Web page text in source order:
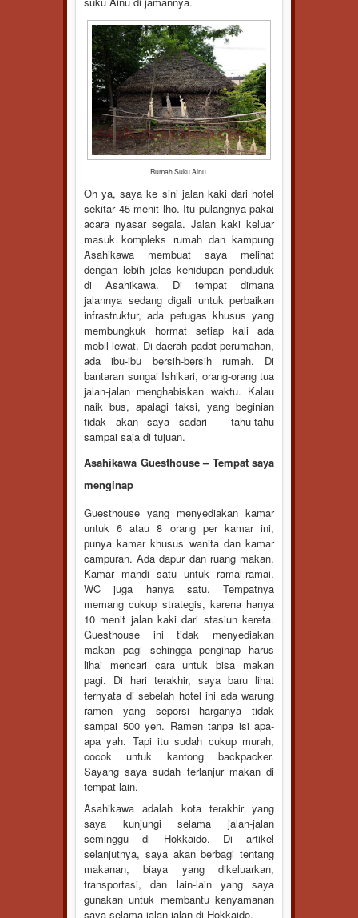
Rumah Suku Ainu.
Oh ya, saya ke sini jalan kaki dari hotel
sekitar 45 menit lho. Itu pulangnya pakai
acara nyasar segala. Jalan kaki keluar
masuk kompleks rumah dan kampung
Asahikawa membuat saya melihat
dengan lebih jelas kehidupan penduduk
di Asahikawa. Di tempat dimana
jalannya sedang digali untuk perbaikan
infrastruktur, ada petugas khusus yang
membungkuk hormat setiap kali ada
mobil lewat. Di daerah padat perumahan,
ada ibu-ibu bersih-bersih rumah. Di
bantaran sungai Ishikari, orang-orang tua
jalan-jalan menghabiskan waktu. Kalau
naik bus, apalagi taksi, yang beginian
tidak akan saya sadari – tahu-tahu
sampai saja di tujuan.
Asahikawa Guesthouse – Tempat saya
menginap
Guesthouse yang menyediakan kamar
untuk 6 atau 8 orang per kamar ini,
punya kamar khusus wanita dan kamar
campuran. Ada dapur dan ruang makan.
Kamar mandi satu untuk ramai-ramai.
WC juga hanya satu. Tempatnya
memang cukup strategis, karena hanya
10 menit jalan kaki dari stasiun kereta.
Guesthouse ini tidak menyediakan
makan pagi sehingga penginap harus
lihai mencari cara untuk bisa makan
pagi. Di hari terakhir, saya baru lihat
ternyata di sebelah hotel ini ada warung
ramen yang seporsi harganya tidak
sampai 500 yen. Ramen tanpa isi apa-
apa yah. Tapi itu sudah cukup murah,
cocok untuk kantong backpacker.
Sayang saya sudah terlanjur makan di
tempat lain.
Asahikawa adalah kota terakhir yang
saya kunjungi selama jalan-jalan
seminggu di Hokkaido. Di artikel
selanjutnya, saya akan berbagi tentang
makanan, biaya yang dikeluarkan,
transportasi, dan lain-lain yang saya
gunakan untuk membantu kenyamanan
saya selama jalan-jalan di Hokkaido.